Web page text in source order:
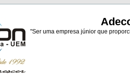
"Ser uma empresa júnior que